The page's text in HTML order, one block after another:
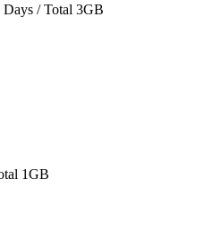
/ Total 3GB
1GB